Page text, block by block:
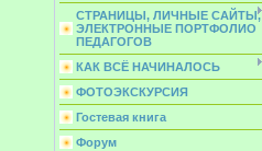
СТРАНИЦЫ, ЛИЧНЫЕ САЙТЫ,
ЭЛЕКТРОННЫЕ ПОРТФОЛИО
ПЕДАГОГОВ
КАК ВСЁ НАЧИНАЛОСЬ
ФОТОЭКСКУРСИЯ
Гостевая книга
Форум